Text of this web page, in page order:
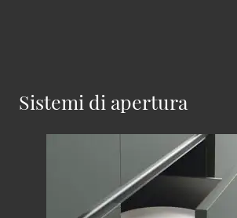
Sistemi di apertura